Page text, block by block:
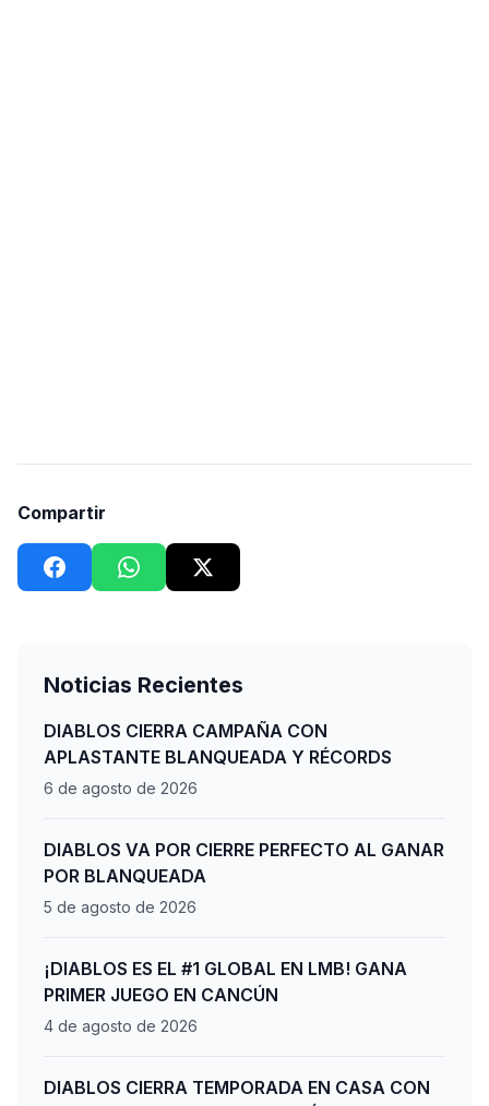
Compartir
Noticias Recientes
DIABLOS CIERRA CAMPAÑA CON
APLASTANTE BLANQUEADA Y RÉCORDS
6 de agosto de 2026
DIABLOS VA POR CIERRE PERFECTO AL GANAR
POR BLANQUEADA
5 de agosto de 2026
¡DIABLOS ES EL #1 GLOBAL EN LMB! GANA
PRIMER JUEGO EN CANCÚN
4 de agosto de 2026
DIABLOS CIERRA TEMPORADA EN CASA CON